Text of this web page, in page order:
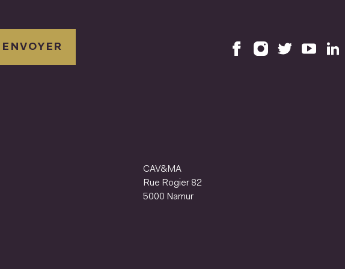
ENVOYER
CAV&MA
Rue Rogier 82
5000 Namur